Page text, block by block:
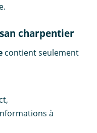
charpentier
contient seulement
à